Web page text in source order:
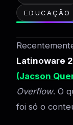
EDUCAÇÃO
Latinoware
(Jacson
Overflow. O
foi só o